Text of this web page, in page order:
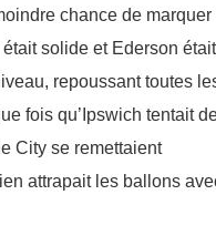
chance de marquer
solide et Ederson
repoussant toutes
fois qu’Ipswich tentait
City se remettaient
attrapait les ballons